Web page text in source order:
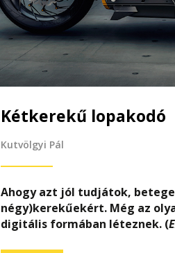
Kétkerekű lopakodó
Kutvölgyi Pál
Ahogy azt jól tudjátok,
négy)kerekűekért. Még az
digitális formában léteznek. (